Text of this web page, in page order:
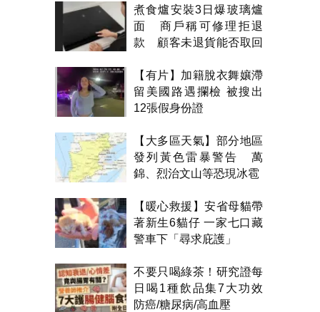
煮食爐安裝3日爆玻璃爐
面 商戶稱可修理拒退
款 顧客未退貨能否取回
【有片】加籍脫衣舞孃滯
留美國路遇攔檢 被搜出
12張假身份證
【大多區天氣】部分地區
發列黃色雷暴警告 萬
錦、烈治文山等恐現冰雹
【暖心救援】安省母貓帶
著新生6貓仔 一家七口藏
警車下「尋求庇護」
不要只喝綠茶！研究證每
日喝1種飲品集7大功效
防癌/糖尿病/高血壓